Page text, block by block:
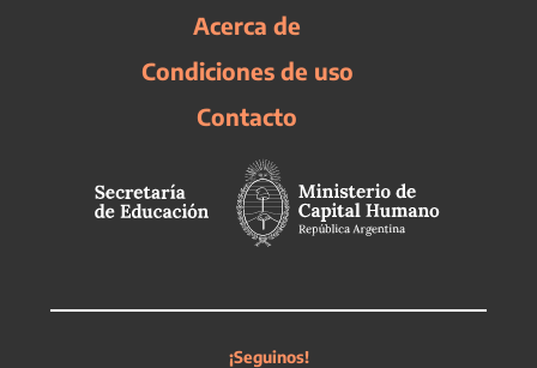
Acerca de
Condiciones de uso
Contacto
¡Seguinos!